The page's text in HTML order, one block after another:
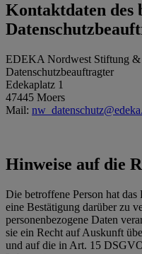
Kontaktdaten des
EDEKA Nordwest Stiftung
Datenschutzbeauftragter
Edekaplatz 1
47445 Moers
Mail:
Hinweise auf die
Die betroffene Person hat
eine Bestätigung darüber zu
personenbezogene Daten
sie ein Recht auf Auskunft
und auf die in Art. 15